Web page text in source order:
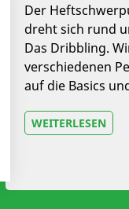
Der
dreht sich rund
Das Dribbling.
verschiedenen
auf die Basics
WEITERLESEN